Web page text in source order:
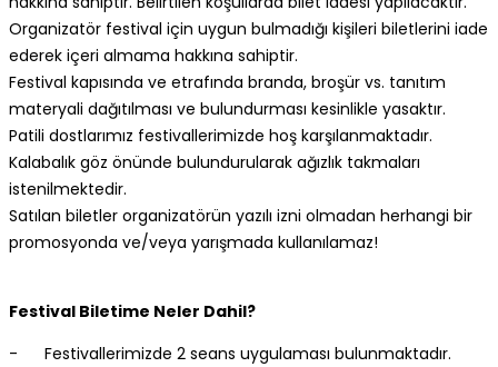
Organizatör festival için uygun bulmadığı kişileri biletlerini iade
ederek içeri almama hakkına sahiptir.
Festival kapısında ve etrafında branda, broşür vs. tanıtım
materyali dağıtılması ve bulundurması kesinlikle yasaktır.
Patili dostlarımız festivallerimizde hoş karşılanmaktadır.
Kalabalık göz önünde bulundurularak ağızlık takmaları
istenilmektedir.
Satılan biletler organizatörün yazılı izni olmadan herhangi bir
promosyonda ve/veya yarışmada kullanılamaz!
Festival Biletime Neler Dahil?
- Festivallerimizde 2 seans uygulaması bulunmaktadır.